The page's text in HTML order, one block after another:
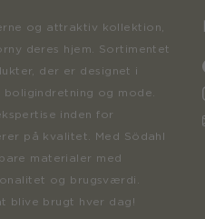
og attraktiv kollektion,
deres hjem. Sortimentet
der er designet i
og mode.
inden for
på kvalitet. Med Södahl
materialer med
og brugsværdi.
blive brugt hver dag!